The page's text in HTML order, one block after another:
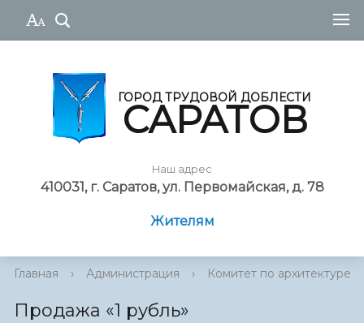
ГОРОД ТРУДОВОЙ ДОБЛЕСТИ
САРАТОВ
Наш адрес
410031, г. Саратов, ул. Первомайская, д. 78
Жителям
Главная › Администрация › Комитет по архитектуре
Продажа «1 рубль»